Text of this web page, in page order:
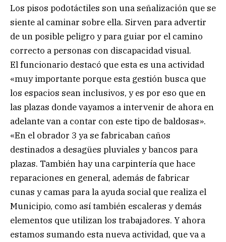
Los pisos podotáctiles son una señalización que se
siente al caminar sobre ella. Sirven para advertir
de un posible peligro y para guiar por el camino
correcto a personas con discapacidad visual.
El funcionario destacó que esta es una actividad
«muy importante porque esta gestión busca que
los espacios sean inclusivos, y es por eso que en
las plazas donde vayamos a intervenir de ahora en
adelante van a contar con este tipo de baldosas».
«En el obrador 3 ya se fabricaban caños
destinados a desagües pluviales y bancos para
plazas. También hay una carpintería que hace
reparaciones en general, además de fabricar
cunas y camas para la ayuda social que realiza el
Municipio, como así también escaleras y demás
elementos que utilizan los trabajadores. Y ahora
estamos sumando esta nueva actividad, que va a